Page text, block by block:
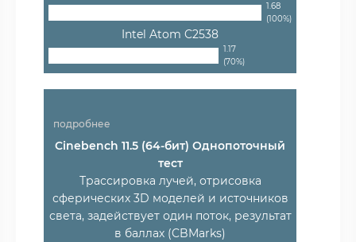
1.68
(100%)
Intel Atom C2538
1.17
(70%)
подробнее
Cinebench 11.5 (64-бит) Однопоточный
тест
Трассировка лучей, отрисовка
сферических 3D моделей и источников
света, задействует один поток, результат
в баллах (CBMarks)